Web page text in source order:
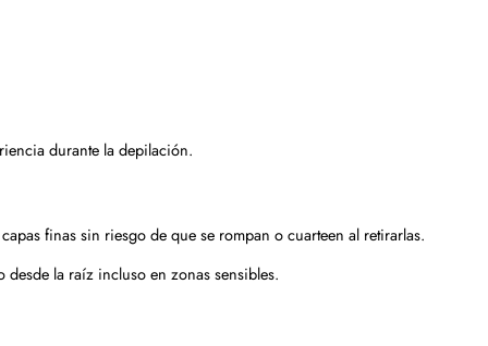
durante la depilación.
finas sin riesgo de que se rompan o cuarteen al retirarlas.
la raíz incluso en zonas sensibles.